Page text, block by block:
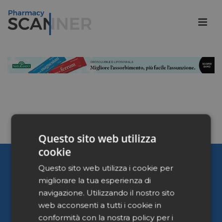
Pharmacy Scanner
Chi siamo
Contattaci
Privacy Policy
Questo sito web utilizza
cookie
Questo sito web utilizza i cookie per
migliorare la tua esperienza di
navigazione. Utilizzando il nostro sito
web acconsenti a tutti i cookie in
conformità con la nostra policy per i